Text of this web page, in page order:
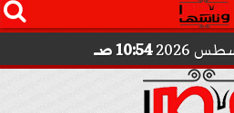
 
10:54 صـ